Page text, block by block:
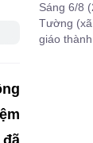
Sáng 6/8
Tường
giáo
2570
VII, VIII